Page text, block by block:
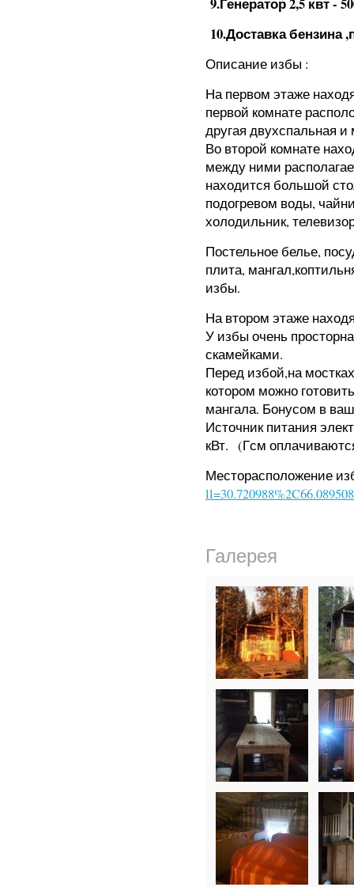
10.Доставка бензина
Описание избы :
На первом этаже
первой комнате
другая двухспальная
Во второй комнате
между ними
находится большой
подогревом воды,
холодильник,
Постельное белье,
плита,
избы.
На втором этаже
У избы очень
скамейками.
Перед избой,на
котором можно
мангала. Бонусом в
Источник питания
кВт. (Гсм
Месторасположение
Галерея